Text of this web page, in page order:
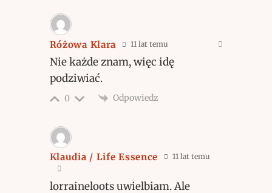
Różowa Klara 11 lat temu
Nie każde znam, więc idę
podziwiać.
0 Odpowiedz
Klaudia / Life Essence 11 lat temu
lorraineloots uwielbiam. Ale